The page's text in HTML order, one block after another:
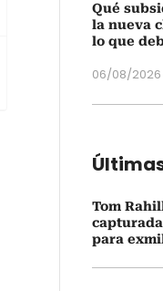
Qué
la nueva
lo que
06/08/2026
Tom
para